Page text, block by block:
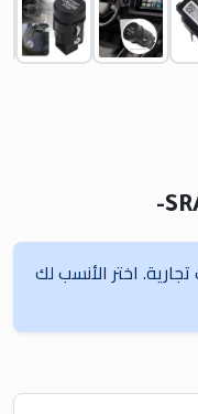
اختر الأنسب لك